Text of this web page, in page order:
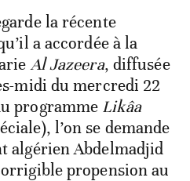
la récente
a accordée à la
Al Jazeera, diffusée
midi du mercredi 22
programme Likâa
l’on se demande
algérien Abdelmadjid
propension au